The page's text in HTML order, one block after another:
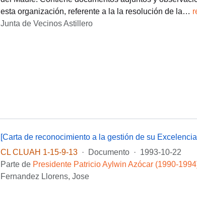
esta organización, referente a la la resolución de la…
Junta de Vecinos Astillero
[Carta de reconocimiento a la gestión de su
CL CLUAH 1-15-9-13
· Documento · 1993-10-22
Parte de Presidente Patricio Aylwin Azócar (1990-
Fernandez Llorens, Jose